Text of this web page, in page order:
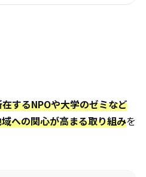
するNPOや大学のゼミなど
への関心が高まる取り組みを